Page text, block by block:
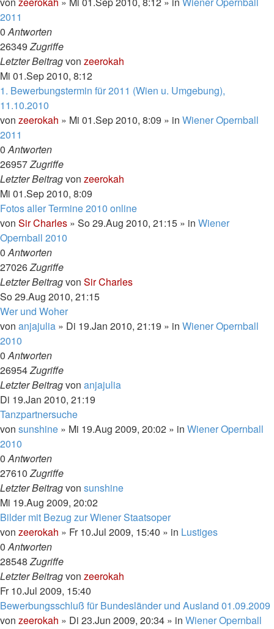
2011
0Antworten
26349Zugriffe
Letzter Beitragvon zeerokah
Mi 01.Sep 2010, 8:12
1. Bewerbungstermin für 2011 (Wien u. Umgebung),
11.10.2010
von zeerokah » Mi 01.Sep 2010, 8:09 » in Wiener Opernball
2011
0Antworten
26957Zugriffe
Letzter Beitragvon zeerokah
Mi 01.Sep 2010, 8:09
Fotos aller Termine 2010 online
von Sir Charles » So 29.Aug 2010, 21:15 » in Wiener
Opernball 2010
0Antworten
27026Zugriffe
Letzter Beitragvon Sir Charles
So 29.Aug 2010, 21:15
Wer und Woher
von anjajulia » Di 19.Jan 2010, 21:19 » in Wiener Opernball
2010
0Antworten
26954Zugriffe
Letzter Beitragvon anjajulia
Di 19.Jan 2010, 21:19
Tanzpartnersuche
von sunshine » Mi 19.Aug 2009, 20:02 » in Wiener Opernball
2010
0Antworten
27610Zugriffe
Letzter Beitragvon sunshine
Mi 19.Aug 2009, 20:02
Bilder mit Bezug zur Wiener Staatsoper
von zeerokah » Fr 10.Jul 2009, 15:40 » in Lustiges
0Antworten
28548Zugriffe
Letzter Beitragvon zeerokah
Fr 10.Jul 2009, 15:40
Bewerbungsschluß für Bundesländer und Ausland 01.09.2009
von zeerokah » Di 23.Jun 2009, 20:34 » in Wiener Opernball